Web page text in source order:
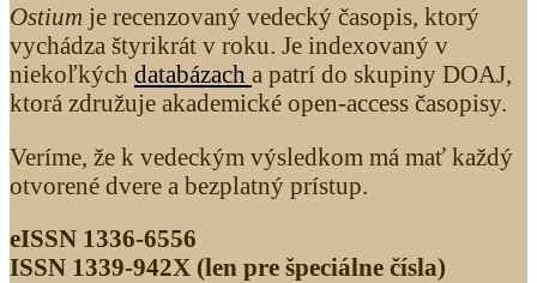
Ostium je recenzovaný vedecký časopis, ktorý
vychádza štyrikrát v roku. Je indexovaný v
niekoľkých databázach a patrí do skupiny DOAJ,
ktorá združuje akademické open-access časopisy.
Veríme, že k vedeckým výsledkom má mať každý
otvorené dvere a bezplatný prístup.
eISSN 1336-6556
ISSN 1339­-942X (len pre špeciálne čísla)